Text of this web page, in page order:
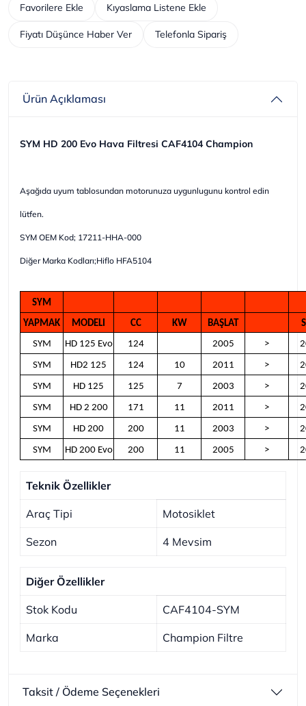
Telefonla Sipariş
Kıyaslama Listene Ekle
Favorilere Ekle
Fiyatı Düşünce Haber Ver
Ürün Açıklaması
SYM HD 200 Evo Hava Filtresi CAF4104 Champion
Aşağıda uyum tablosundan motorunuza uygunlugunu kontrol edin
lütfen.
SYM OEM Kod; 17211-HHA-000
Diğer Marka Kodları;Hiflo HFA5104
SYM
YAPMAK
MODELI CC KW BAŞLAT
SYM
HD 125 Evo 124 2005 >
SYM HD2 125 124 10 2011 >
SYM HD 125 125 7 2003 >
SYM HD 2 200 171 11 2011 >
SYM HD 200 200 11 2003 >
SYM HD 200 Evo 200 11 2005 >
Teknik Özellikler
Araç Tipi Motosiklet
Sezon 4 Mevsim
Diğer Özellikler
Stok Kodu CAF4104-SYM
Marka Champion Filtre
Taksit / Ödeme Seçenekleri